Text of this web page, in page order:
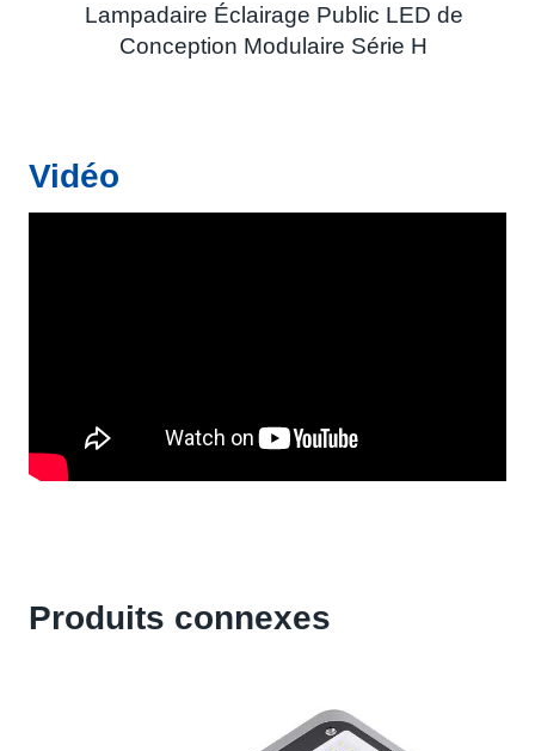
Lampadaire Éclairage Public LED de
Conception Modulaire Série H
Vidéo
Produits connexes